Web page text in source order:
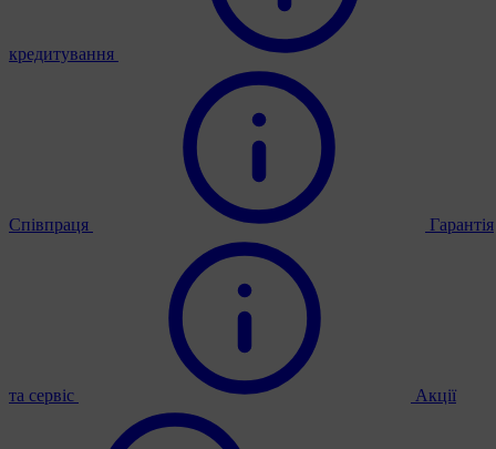
кредитування
Співпраця Гарантія
та сервіс Акції